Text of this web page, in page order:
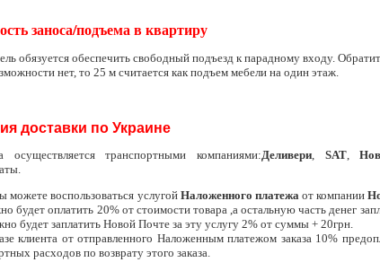
заноса/подъема в квартиру
обязуется обеспечить свободный подъезд к парадному входу.
нет, то 25 м считается как подъем мебели на один этаж.
доставки по Украине
осуществляется транспортными компаниями:Деливери, SAT,
можете воспользоваться услугой Наложенного платежаот компании
будет оплатить 20% от стоимости товара ,а остальную часть денег
будет заплатить Новой Почте за эту услугу 2% от суммы + 20грн.
клиента от отправленного Наложенным платежом заказа 10%
расходов по возврату этого заказа.